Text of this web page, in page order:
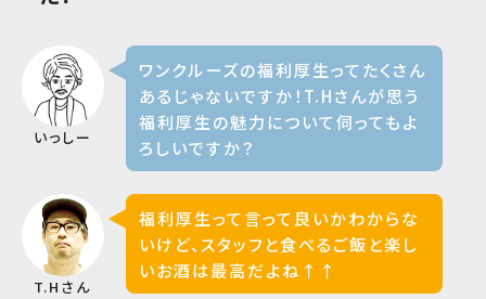
いっしー
ワンクルーズの福利厚生ってたくさん
あるじゃないですか！T.Hさんが思う
福利厚生の魅力について伺ってもよ
ろしいですか？
T.Hさん
福利厚生って言って良いかわからな
いけど、スタッフと食べるご飯と楽し
いお酒は最高だよね↑↑